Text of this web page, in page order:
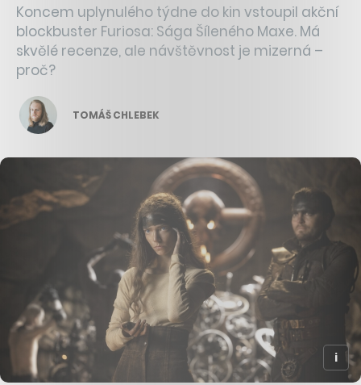
Koncem uplynulého týdne do kin vstoupil akční
blockbuster Furiosa: Sága Šíleného Maxe. Má
skvělé recenze, ale návštěvnost je mizerná –
proč?
TOMÁŠ CHLEBEK